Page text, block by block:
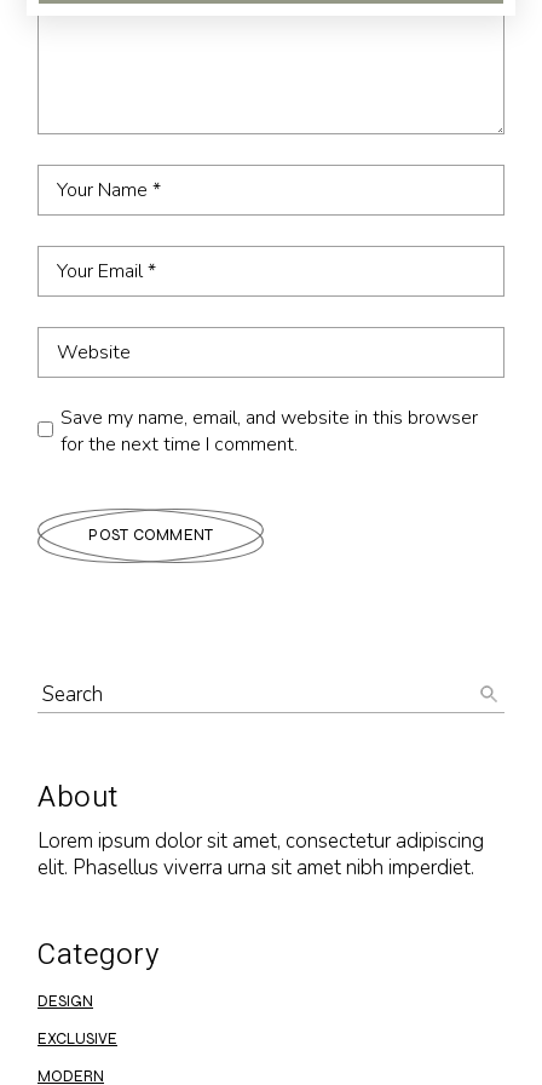
Save my name, email, and website in this browser
for the next time I comment.
POST COMMENT
About
Lorem ipsum dolor sit amet, consectetur adipiscing
elit. Phasellus viverra urna sit amet nibh imperdiet.
Category
DESIGN
EXCLUSIVE
MODERN